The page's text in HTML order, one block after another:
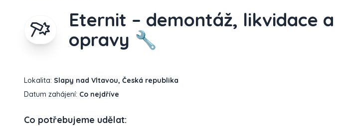
Eternit – demontáž, likvidace a
opravy 🔧
Lokalita: Slapy nad Vltavou, Česká republika
Datum zahájení: Co nejdříve
Co potřebujeme udělat: